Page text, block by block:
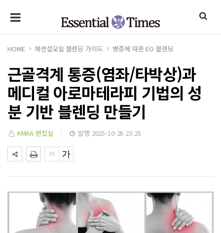
HOME 에센셜오일 블렌딩 가이드 병증에 따른 EO 블렌딩
근골격계 통증(염좌/타박상)과
메디컬 아로마테라피 기법의 성
분 기반 블렌딩 만들기
KMAA 편집실 발행 2025-10-26 23:25